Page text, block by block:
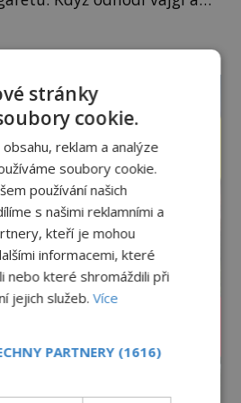
auta, přijdou k němu dva
může být okolo 14 let.
a svezl nás domů? Je to
od tohoto parkoviště,“
z nich. P
stránky
cookie.
reklam a analýze
soubory cookie.
používání našich
s našimi reklamními a
kteří je mohou
informacemi, které
nebo které shromáždili při
jejich služeb.Více
PARTNERY (1616)